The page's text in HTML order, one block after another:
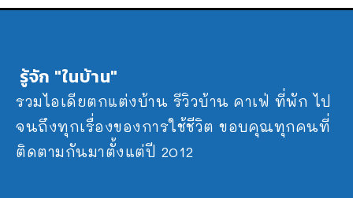
รู้จัก "ในบ้าน"
รวมไอเดียตกแต่งบ้าน รีวิวบ้าน คาเฟ่ ที่พัก ไป
จนถึงทุกเรื่องของการใช้ชีวิต ขอบคุณทุกคนที่
ติดตามกันมาตั้งแต่ปี 2012